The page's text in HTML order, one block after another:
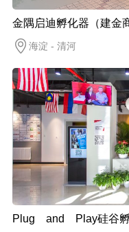
金隅启迪孵化器（建金
海淀 - 清河
Plug and Play硅谷孵